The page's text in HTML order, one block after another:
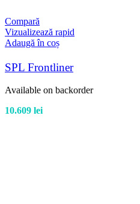
Compară
Vizualizează rapid
Adaugă în coș
SPL Frontliner
Available on backorder
10.609 lei